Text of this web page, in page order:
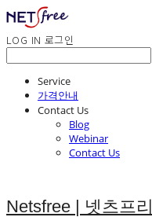
LOG IN 로그인
Service
가격안내
Contact Us
Blog
Webinar
Contact Us
Netsfree | 넷츠프리